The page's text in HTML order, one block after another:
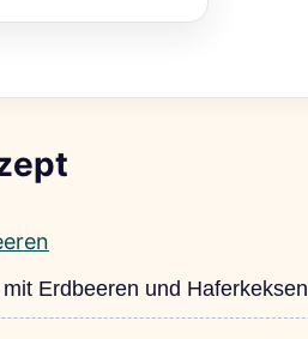
Erdbeeren und Haferkeksen